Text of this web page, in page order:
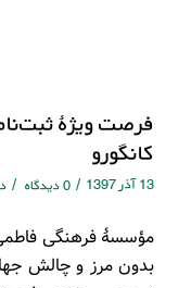
فرصت ويژۀ
كانگورو
13 آذر 1397 / 0 دیدگاه /
مؤسسۀ فرهنگی
بدون مرز و چالش